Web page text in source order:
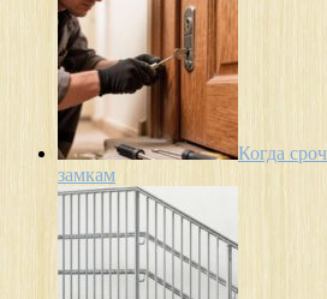
Когда
замкам